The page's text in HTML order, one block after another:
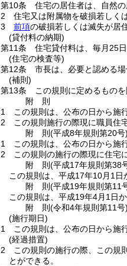
第10条
住宅の居住者は、自然
2
住宅又は附属物を破損若しく
3
前項の破損若しくは滅失が居
(貸付料の納期)
第11条
住宅貸付料は、毎月25
(住宅の検査等)
第12条
市長は、必要と認める
(補則)
第13条
この規則に定めるもの
附 則
1
この規則は、公布の日から施
2
この規則施行の際現に職員住
附 則(平成8年規則第20号)
1
この規則は、公布の日から施
2
この規則の施行の際現に住宅
附 則(平成17年規則第38
この規則は、平成17年10月1日
附 則(平成19年規則第11
この規則は、平成19年4月1日か
附 則(令和4年規則第11号)
(施行期日)
1
この規則は、公布の日から施
(経過措置)
2
この規則の施行の際、この規
とができる。